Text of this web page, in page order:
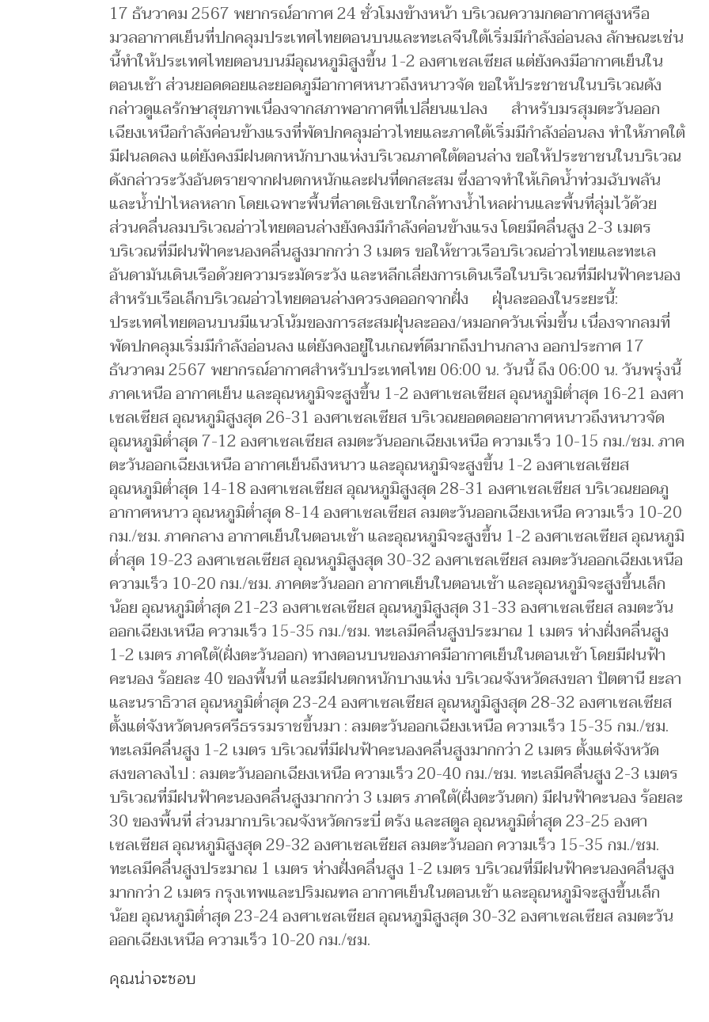
17 ธันวาคม 2567 พยากรณ์อากาศ 24 ชั่วโมงข้างหน้า บริเวณความกดอากาศสูงหรือ
มวลอากาศเย็นที่ปกคลุมประเทศไทยตอนบนและทะเลจีนใต้เริ่มมีกำลังอ่อนลง ลักษณะเช่น
นี้ทำให้ประเทศไทยตอนบนมีอุณหภูมิสูงขึ้น 1-2 องศาเซลเซียส แต่ยังคงมีอากาศเย็นใน
ตอนเช้า ส่วนยอดดอยและยอดภูมีอากาศหนาวถึงหนาวจัด ขอให้ประชาชนในบริเวณดัง
กล่าวดูแลรักษาสุขภาพเนื่องจากสภาพอากาศที่เปลี่ยนแปลง สำหรับมรสุมตะวันออก
เฉียงเหนือกำลังค่อนข้างแรงที่พัดปกคลุมอ่าวไทยและภาคใต้เริ่มมีกำลังอ่อนลง ทำให้ภาคใต้
มีฝนลดลง แต่ยังคงมีฝนตกหนักบางแห่งบริเวณภาคใต้ตอนล่าง ขอให้ประชาชนในบริเวณ
ดังกล่าวระวังอันตรายจากฝนตกหนักและฝนที่ตกสะสม ซึ่งอาจทำให้เกิดน้ำท่วมฉับพลัน
และน้ำป่าไหลหลาก โดยเฉพาะพื้นที่ลาดเชิงเขาใกล้ทางน้ำไหลผ่านและพื้นที่ลุ่มไว้ด้วย
ส่วนคลื่นลมบริเวณอ่าวไทยตอนล่างยังคงมีกำลังค่อนข้างแรง โดยมีคลื่นสูง 2-3 เมตร
บริเวณที่มีฝนฟ้าคะนองคลื่นสูงมากกว่า 3 เมตร ขอให้ชาวเรือบริเวณอ่าวไทยและทะเล
อันดามันเดินเรือด้วยความระมัดระวัง และหลีกเลี่ยงการเดินเรือในบริเวณที่มีฝนฟ้าคะนอง
สำหรับเรือเล็กบริเวณอ่าวไทยตอนล่างควรงดออกจากฝั่ง ฝุ่นละอองในระยะนี้:
ประเทศไทยตอนบนมีแนวโน้มของการสะสมฝุ่นละออง/หมอกควันเพิ่มขึ้น เนื่องจากลมที่
พัดปกคลุมเริ่มมีกำลังอ่อนลง แต่ยังคงอยู่ในเกณฑ์ดีมากถึงปานกลาง ออกประกาศ 17
ธันวาคม 2567 พยากรณ์อากาศสำหรับประเทศไทย 06:00 น. วันนี้ ถึง 06:00 น. วันพรุ่งนี้
ภาคเหนือ อากาศเย็น และอุณหภูมิจะสูงขึ้น 1-2 องศาเซลเซียส อุณหภูมิต่ำสุด 16-21 องศา
เซลเซียส อุณหภูมิสูงสุด 26-31 องศาเซลเซียส บริเวณยอดดอยอากาศหนาวถึงหนาวจัด
อุณหภูมิต่ำสุด 7-12 องศาเซลเซียส ลมตะวันออกเฉียงเหนือ ความเร็ว 10-15 กม./ชม. ภาค
ตะวันออกเฉียงเหนือ อากาศเย็นถึงหนาว และอุณหภูมิจะสูงขึ้น 1-2 องศาเซลเซียส
อุณหภูมิต่ำสุด 14-18 องศาเซลเซียส อุณหภูมิสูงสุด 28-31 องศาเซลเซียส บริเวณยอดภู
อากาศหนาว อุณหภูมิต่ำสุด 8-14 องศาเซลเซียส ลมตะวันออกเฉียงเหนือ ความเร็ว 10-20
กม./ชม. ภาคกลาง อากาศเย็นในตอนเช้า และอุณหภูมิจะสูงขึ้น 1-2 องศาเซลเซียส อุณหภูมิ
ต่ำสุด 19-23 องศาเซลเซียส อุณหภูมิสูงสุด 30-32 องศาเซลเซียส ลมตะวันออกเฉียงเหนือ
ความเร็ว 10-20 กม./ชม. ภาคตะวันออก อากาศเย็นในตอนเช้า และอุณหภูมิจะสูงขึ้นเล็ก
น้อย อุณหภูมิต่ำสุด 21-23 องศาเซลเซียส อุณหภูมิสูงสุด 31-33 องศาเซลเซียส ลมตะวัน
ออกเฉียงเหนือ ความเร็ว 15-35 กม./ชม. ทะเลมีคลื่นสูงประมาณ 1 เมตร ห่างฝั่งคลื่นสูง
1-2 เมตร ภาคใต้(ฝั่งตะวันออก) ทางตอนบนของภาคมีอากาศเย็นในตอนเช้า โดยมีฝนฟ้า
คะนอง ร้อยละ 40 ของพื้นที่ และมีฝนตกหนักบางแห่ง บริเวณจังหวัดสงขลา ปัตตานี ยะลา
และนราธิวาส อุณหภูมิต่ำสุด 23-24 องศาเซลเซียส อุณหภูมิสูงสุด 28-32 องศาเซลเซียส
ตั้งแต่จังหวัดนครศรีธรรมราชขึ้นมา : ลมตะวันออกเฉียงเหนือ ความเร็ว 15-35 กม./ชม.
ทะเลมีคลื่นสูง 1-2 เมตร บริเวณที่มีฝนฟ้าคะนองคลื่นสูงมากกว่า 2 เมตร ตั้งแต่จังหวัด
สงขลาลงไป : ลมตะวันออกเฉียงเหนือ ความเร็ว 20-40 กม./ชม. ทะเลมีคลื่นสูง 2-3 เมตร
บริเวณที่มีฝนฟ้าคะนองคลื่นสูงมากกว่า 3 เมตร ภาคใต้(ฝั่งตะวันตก) มีฝนฟ้าคะนอง ร้อยละ
30 ของพื้นที่ ส่วนมากบริเวณจังหวัดกระบี่ ตรัง และสตูล อุณหภูมิต่ำสุด 23-25 องศา
เซลเซียส อุณหภูมิสูงสุด 29-32 องศาเซลเซียส ลมตะวันออก ความเร็ว 15-35 กม./ชม.
ทะเลมีคลื่นสูงประมาณ 1 เมตร ห่างฝั่งคลื่นสูง 1-2 เมตร บริเวณที่มีฝนฟ้าคะนองคลื่นสูง
มากกว่า 2 เมตร กรุงเทพและปริมณฑล อากาศเย็นในตอนเช้า และอุณหภูมิจะสูงขึ้นเล็ก
น้อย อุณหภูมิต่ำสุด 23-24 องศาเซลเซียส อุณหภูมิสูงสุด 30-32 องศาเซลเซียส ลมตะวัน
ออกเฉียงเหนือ ความเร็ว 10-20 กม./ชม.
คุณน่าจะชอบ